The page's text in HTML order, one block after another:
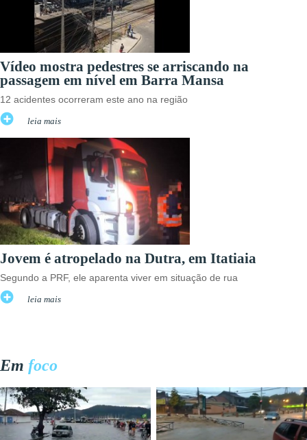
Vídeo mostra pedestres se arriscando na
passagem em nível em Barra Mansa
12 acidentes ocorreram este ano na região
leia mais
Jovem é atropelado na Dutra, em Itatiaia
Segundo a PRF, ele aparenta viver em situação de rua
leia mais
Em foco